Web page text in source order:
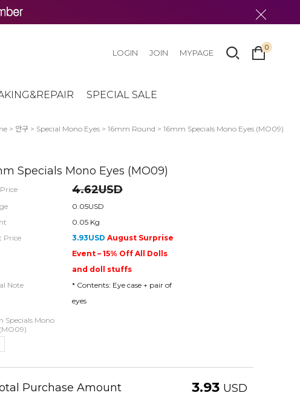
SPECIAL SALE
LOGIN JOIN MYPAGE
0
> 안구 > Special Mono Eyes > 16mm Round > 16mm Specials Mono Eyes (MO09)
Specials Mono Eyes (MO09)
4.62USD
0.05USD
0.05 Kg
Price
3.93USD August Surprise
Event – 15% Off All Dolls
and doll stuffs
Note
* Contents: Eye case + pair of
eyes
Specials Mono
Purchase Amount 3.93 USD